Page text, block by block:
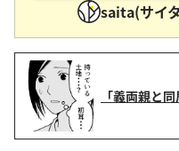
saita(サイ
「義両親と